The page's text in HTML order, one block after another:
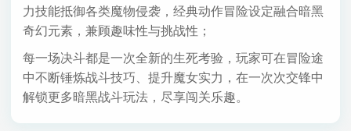
力技能抵御各类魔物侵袭，经典动作冒险设定融合暗黑
奇幻元素，兼顾趣味性与挑战性；
每一场决斗都是一次全新的生死考验，玩家可在冒险途
中不断锤炼战斗技巧、提升魔女实力，在一次次交锋中
解锁更多暗黑战斗玩法，尽享闯关乐趣。